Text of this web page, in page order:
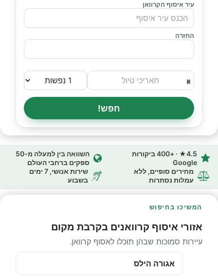
עיר איסוף הקרוואן
החזרה
חפש!
4.5★ · +400 ביקורות
Google
השוואה בין למעלה מ-50
ספקים ברחבי העולם
מחירים סופיים, ללא
עמלות נסתרות
שירות אנושי, 7 ימים
בשבוע
המשיכו בחיפוש
אזורי איסוף קרוואנים בקרבת מקום
עיירות סמוכות שבהן תוכלו לאסוף קרוואן.
אגורה הילס